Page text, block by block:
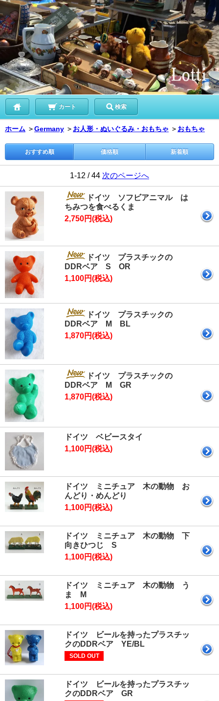
カート 検索
ホーム ＞Germany ＞ お人形・ぬいぐるみ・おもちゃ ＞ おもちゃ
おすすめ順 価格順 新着順
1-12 / 44 次のページへ
ドイツ ソフビアニマル は
ちみつを食べるくま
2,750円(税込)
ドイツ プラスチックの
DDRベア S OR
1,100円(税込)
ドイツ プラスチックの
DDRベア M BL
1,870円(税込)
ドイツ プラスチックの
DDRベア M GR
1,870円(税込)
ドイツ ベビースタイ
1,100円(税込)
ドイツ ミニチュア 木の動物 お
んどり・めんどり
1,100円(税込)
ドイツ ミニチュア 木の動物 下
向きひつじ S
1,100円(税込)
ドイツ ミニチュア 木の動物 う
ま M
1,100円(税込)
ドイツ ビールを持ったプラスチッ
クのDDRベア YE/BL
SOLD OUT
ドイツ ビールを持ったプラスチッ
クのDDRベア GR